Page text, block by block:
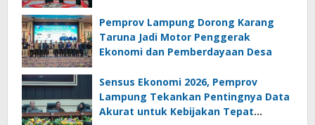
Pemprov Lampung Dorong Karang
Taruna Jadi Motor Penggerak
Ekonomi dan Pemberdayaan Desa
Sensus Ekonomi 2026, Pemprov
Lampung Tekankan Pentingnya Data
Akurat untuk Kebijakan Tepat